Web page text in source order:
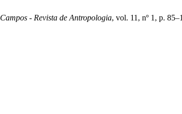
Campos - Revista de Antropologia, vol. 11, nº 1, p.